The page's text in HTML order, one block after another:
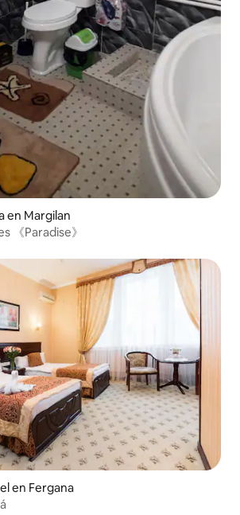
en Margilan
《Paradise》
en Fergana